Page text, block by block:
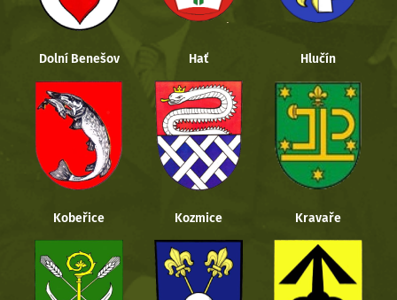
Dolní Benešov Hať Hlučín
Kobeřice Kozmice Kravaře